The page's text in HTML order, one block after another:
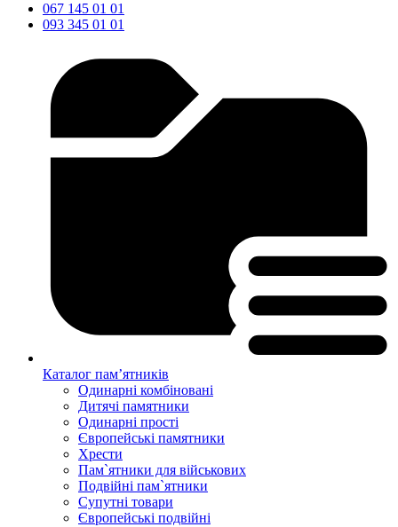
067 145 01 01
093 345 01 01
Каталог пам’ятників
Одинарні комбіновані
Дитячі памятники
Одинарні прості
Європейські памятники
Хрести
Пам`ятники для військових
Подвійні пам`ятники
Супутні товари
Європейські подвійні